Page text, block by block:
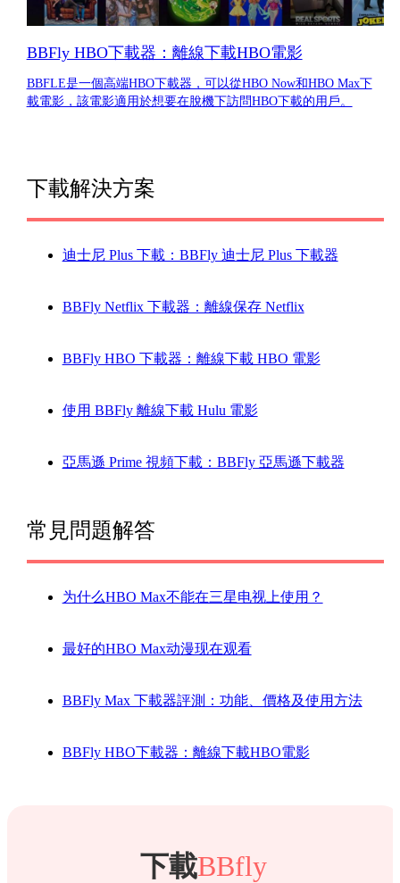
BBFly HBO下載器：離線下載HBO電影
BBFLE是一個高端HBO下載器，可以從HBO Now和HBO Max下
載電影，該電影適用於想要在脫機下訪問HBO下載的用戶。
下載解決方案
迪士尼 Plus 下載：BBFly 迪士尼 Plus 下載器
BBFly Netflix 下載器：離線保存 Netflix
BBFly HBO 下載器：離線下載 HBO 電影
使用 BBFly 離線下載 Hulu 電影
亞馬遜 Prime 視頻下載：BBFly 亞馬遜下載器
常見問題解答
为什么HBO Max不能在三星电视上使用？
最好的HBO Max动漫现在观看
BBFly Max 下載器評測：功能、價格及使用方法
BBFly HBO下載器：離線下載HBO電影
下載BBfly